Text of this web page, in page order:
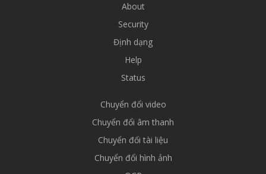
About
Security
Định dạng
Help
Status
Chuyển đổi video
Chuyển đổi âm thanh
Chuyển đổi tài liệu
Chuyển đổi hình ảnh